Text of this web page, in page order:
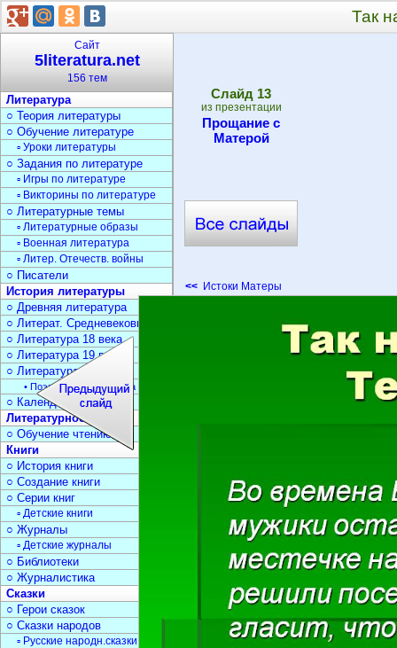
Так
Cлайд 13
из презентации
Прощание с
Матерой
<< Истоки Матеры
Сайт
5literatura.net
156 тем
Литература
○ Теория литературы
○ Обучение литературе
▫ Уроки литературы
○ Задания по литературе
▫ Игры по литературе
▫ Викторины по литературе
○ Литературные темы
▫ Литературные образы
▫ Военная литература
▫ Литер. Отечеств. войны
○ Писатели
История литературы
○ Древняя литература
○ Литерат. Средневековья
○ Литература 18 века
○ Литература 19 века
○ Литература 20 века
• Поэзия Серебрян. века
○ Календарь дат
Литературное чтение
○ Обучение чтению
Книги
○ История книги
○ Создание книги
○ Серии книг
▫ Детские книги
○ Журналы
▫ Детские журналы
○ Библиотеки
○ Журналистика
Сказки
○ Герои сказок
○ Сказки народов
▫ Русские народн.сказки